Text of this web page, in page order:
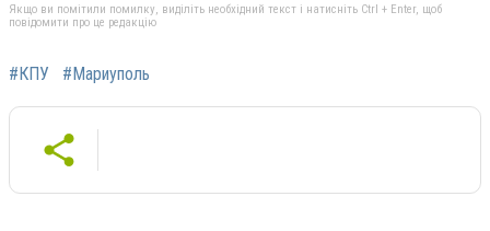
Якщо ви помітили помилку, виділіть необхідний текст і натисніть Ctrl + Enter, щоб
повідомити про це редакцію
#КПУ #Мариуполь